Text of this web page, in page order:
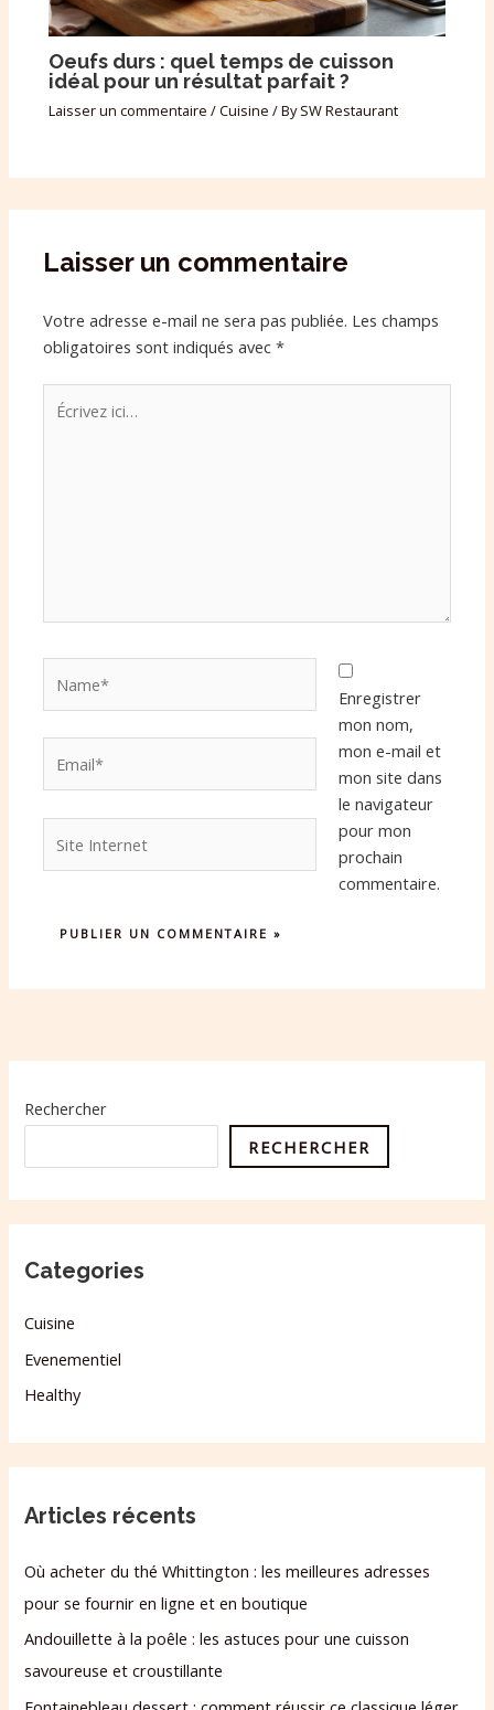
Oeufs durs : quel temps de cuisson
idéal pour un résultat parfait ?
Laisser un commentaire /Cuisine / BySW Restaurant
Laisser un commentaire
Votre adresse e-mail ne sera pas publiée. Les champs
obligatoires sont indiqués avec*
Écrivez
ici…
Internet
Enregistrer
mon nom,
mon e-mail et
mon site dans
le navigateur
pour mon
prochain
commentaire.
Rechercher
RECHERCHER
Categories
Cuisine
Evenementiel
Healthy
Articles récents
Où acheter du thé Whittington : les meilleures adresses
pour se fournir en ligne et en boutique
Andouillette à la poêle : les astuces pour une cuisson
savoureuse et croustillante